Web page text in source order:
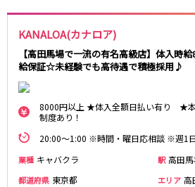
KANALOA(カナロア)
【高田馬場で一流の有名高級店】体入時
給保証☆未経験でも高待遇で積極採用♪
8000円以上 ★体入全額日払い有り ★
制度あり！
20:00～1:00 ※時間・曜日応相談 ※週1日
業種 キャバクラ 駅 高田
都道府県 東京都 エリア 高
小田原・湯河原
綾瀬・海老
埼玉県
大宮
志木
川越
所沢
熊谷
浦和・北浦和
久喜
春日部
南浦和
蕨
上尾
武蔵境駅
水道橋駅
武蔵小金井駅
東中野駅
国立駅
豊田駅
新橋駅
池袋駅
上野駅
新宿駅